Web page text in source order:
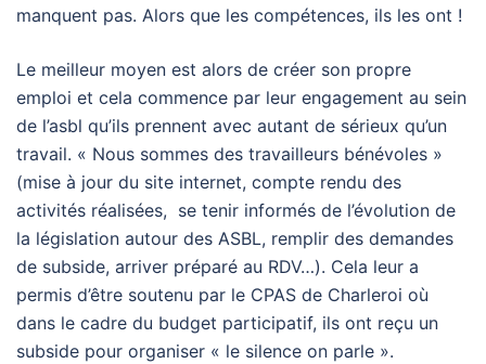
manquent pas. Alors que les compétences, ils les ont !
Le meilleur moyen est alors de créer son propre
emploi et cela commence par leur engagement au sein
de l’asbl qu’ils prennent avec autant de sérieux qu’un
travail. « Nous sommes des travailleurs bénévoles »
(mise à jour du site internet, compte rendu des
activités réalisées, se tenir informés de l’évolution de
la législation autour des ASBL, remplir des demandes
de subside, arriver préparé au RDV…). Cela leur a
permis d’être soutenu par le CPAS de Charleroi où
dans le cadre du budget participatif, ils ont reçu un
subside pour organiser « le silence on parle ».